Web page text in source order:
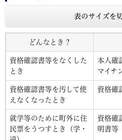
表のサイズを
どんなとき？
資格確認書等をなくした
とき
本人確
マイナ
資格確認書等を汚して使
えなくなったとき
資格確
就学等のために町外に住
民票をうつすとき（学・
資格確
明書等